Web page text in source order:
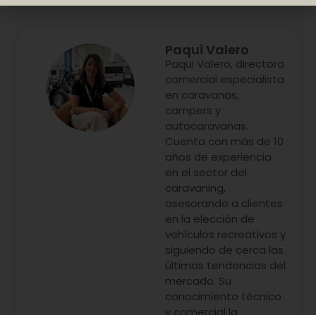
Paqui Valero
Paqui Valero, directora
comercial especialista
en caravanas,
campers y
autocaravanas.
Cuenta con más de 10
años de experiencia
en el sector del
caravaning,
asesorando a clientes
en la elección de
vehículos recreativos y
siguiendo de cerca las
últimas tendencias del
mercado. Su
conocimiento técnico
y comercial la